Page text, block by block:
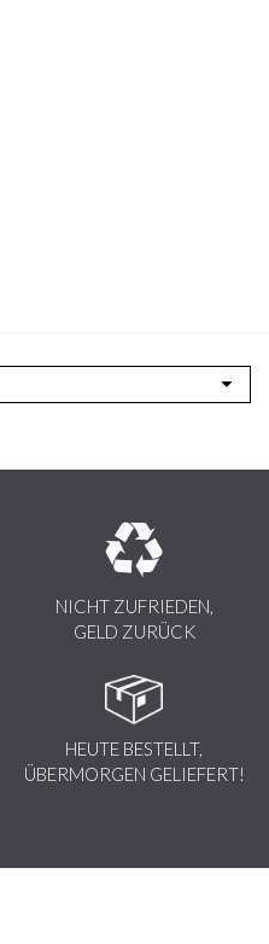
NICHT ZUFRIEDEN,
GELD ZURÜCK
HEUTE BESTELLT,
ÜBERMORGEN GELIEFERT!